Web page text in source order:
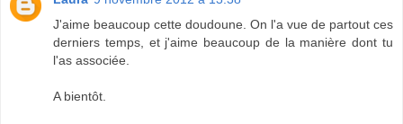
J'aime beaucoup cette doudoune. On l'a vue de partout ces
derniers temps, et j'aime beaucoup de la manière dont tu
l'as associée.
A bientôt.